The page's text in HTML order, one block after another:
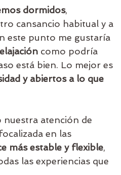
dormidos,
cansancio habitual y a
este punto me gustaría
como podría
está bien. Lo mejor es
y abiertos a lo que
atención de
en las
más estable y flexible,
las experiencias que